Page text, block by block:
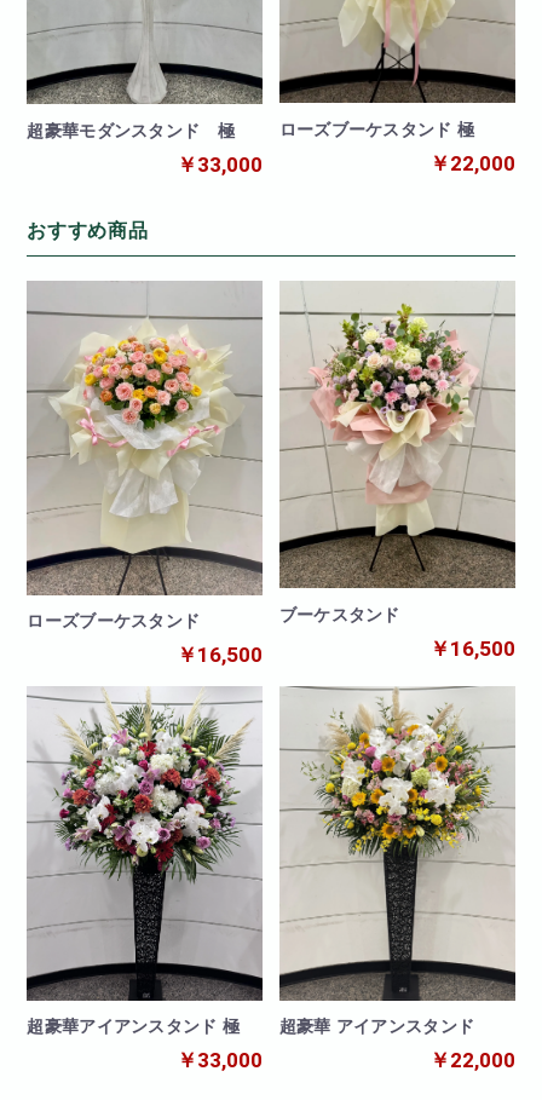
超豪華モダンスタンド 極
￥33,000
ローズブーケスタンド 極
￥22,000
おすすめ商品
ローズブーケスタンド
￥16,500
ブーケスタンド
￥16,500
超豪華アイアンスタンド 極
￥33,000
超豪華 アイアンスタンド
￥22,000